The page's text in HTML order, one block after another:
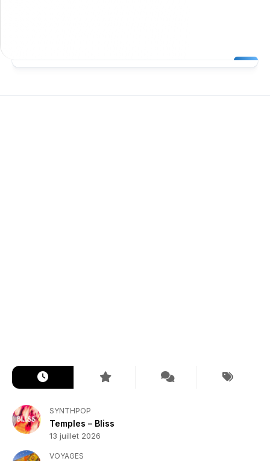
SYNTHPOP
Temples – Bliss
13 juillet 2026
VOYAGES